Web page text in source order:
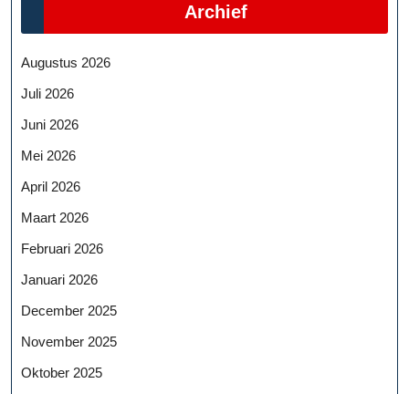
Archief
Augustus 2026
Juli 2026
Juni 2026
Mei 2026
April 2026
Maart 2026
Februari 2026
Januari 2026
December 2025
November 2025
Oktober 2025